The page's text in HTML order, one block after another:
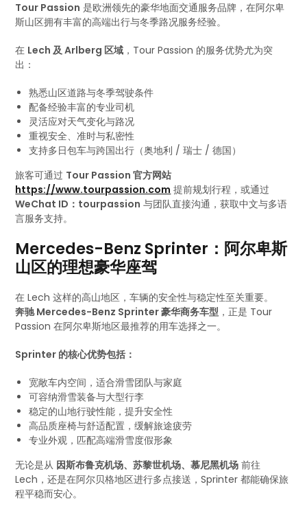
Tour Passion 是欧洲领先的豪华地面交通服务品牌，在阿尔卑
斯山区拥有丰富的高端出行与冬季路况服务经验。
在 Lech 及 Arlberg 区域 ，Tour Passion 的服务优势尤为突
出：
熟悉山区道路与冬季驾驶条件
配备经验丰富的专业司机
灵活应对天气变化与路况
重视安全、准时与私密性
支持多日包车与跨国出行（奥地利 / 瑞士 / 德国）
旅客可通过 Tour Passion 官方网站
https://www.tourpassion.com 提前规划行程，或通过
WeChat ID：tourpassion 与团队直接沟通，获取中文与多语
言服务支持。
Mercedes-Benz Sprinter：阿尔卑斯
山区的理想豪华座驾
在 Lech 这样的高山地区，车辆的安全性与稳定性至关重要。
奔驰 Mercedes-Benz Sprinter 豪华商务车型 ，正是 Tour
Passion 在阿尔卑斯地区最推荐的用车选择之一。
Sprinter 的核心优势包括：
宽敞车内空间，适合滑雪团队与家庭
可容纳滑雪装备与大型行李
稳定的山地行驶性能，提升安全性
高品质座椅与舒适配置，缓解旅途疲劳
专业外观，匹配高端滑雪度假形象
无论是从 因斯布鲁克机场、苏黎世机场、慕尼黑机场 前往
Lech，还是在阿尔贝格地区进行多点接送，Sprinter 都能确保旅
程平稳而安心。